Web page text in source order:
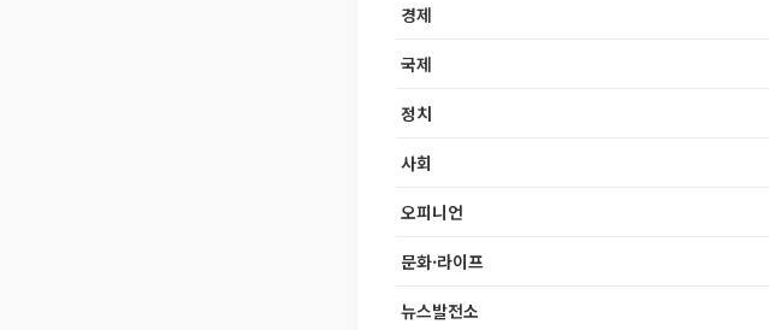
경제
국제
정치
사회
오피니언
문화·라이프
뉴스발전소